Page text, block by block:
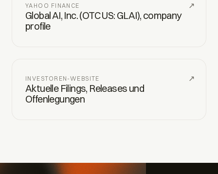
YAHOO FINANCE
Global AI, Inc. (OTC US: GLAI), company
profile
↗
INVESTOREN-WEBSITE
Aktuelle Filings, Releases und
Offenlegungen
↗